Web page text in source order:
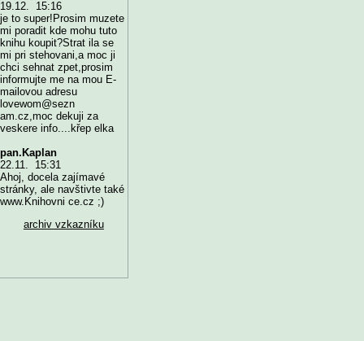
19.12. 15:16
je to super!Prosim muzete
mi poradit kde mohu tuto
knihu koupit?Strat ila se
mi pri stehovani,a moc ji
chci sehnat zpet,prosim
informujte me na mou E-
mailovou adresu
lovewom@sezn
am.cz,moc dekuji za
veskere info....křep elka
pan.Kaplan
22.11. 15:31
Ahoj, docela zajímavé
stránky, ale navštivte také
www.Knihovni ce.cz ;)
archiv vzkazníku